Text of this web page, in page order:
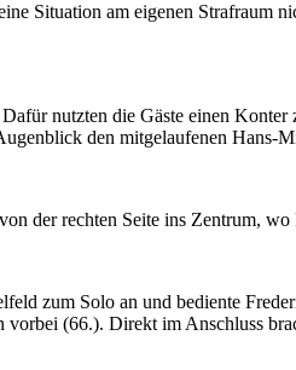
Situation am eigenen Strafraum
nutzten die Gäste einen
den mitgelaufenen Hans-
der rechten Seite ins Zentrum,
zum Solo an und bediente
vorbei (66.). Direkt im Anschluss